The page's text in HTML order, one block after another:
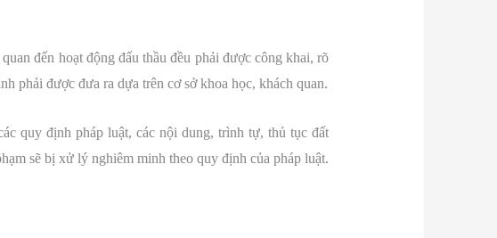
đến hoạt động đấu thầu đều phải được công khai, rõ
phải được đưa ra dựa trên cơ sở khoa học, khách quan.
quy định pháp luật, các nội dung, trình tự, thủ tục đất
sẽ bị xử lý nghiêm minh theo quy định của pháp luật.